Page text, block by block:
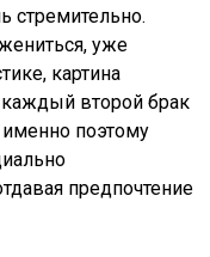
стремительно.
уже
картина
второй брак
именно поэтому
предпочтение